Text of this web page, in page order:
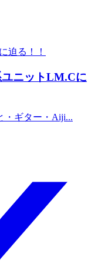
ニットLM.Cに
・ギター・Aiji...